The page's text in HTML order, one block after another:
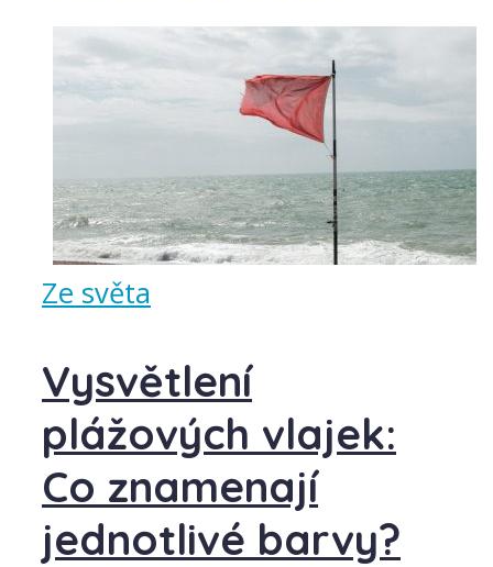
Ze světa
Vysvětlení
plážových vlajek:
Co znamenají
jednotlivé barvy?